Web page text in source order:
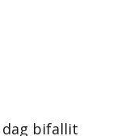
dag bifallit